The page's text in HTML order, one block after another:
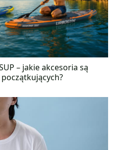
– jakie akcesoria są